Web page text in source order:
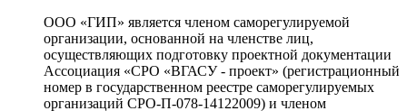
ООО «ГИП» является членом саморегулируемой
организации, основанной на членстве лиц,
осуществляющих подготовку проектной документации
Ассоциация «СРО «ВГАСУ - проект» (регистрационный
номер в государственном реестре саморегулируемых
организаций СРО-П-078-14122009) и членом